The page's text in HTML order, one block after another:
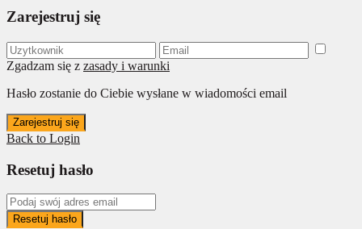
Zarejestruj się
Zgadzam się z zasady i warunki
Hasło zostanie do Ciebie wysłane w wiadomości email
Zarejestruj się
Back to Login
Resetuj hasło
Resetuj hasło